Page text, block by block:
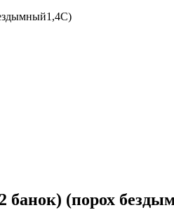
банок) (порох